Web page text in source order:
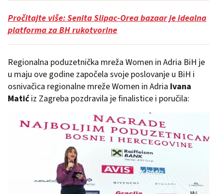
Pročitajte više: Senita Slipac-Orea bazaar je idealna
platforma za BH rukotvorine
Regionalna poduzetnička mreža Women in Adria BiH je
u maju ove godine započela svoje poslovanje u BiH i
osnivačica regionalne mreže Women in Adria Ivana
Matićiz Zagreba pozdravila je finalistice i poručila: